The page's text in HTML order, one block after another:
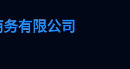
有限公司